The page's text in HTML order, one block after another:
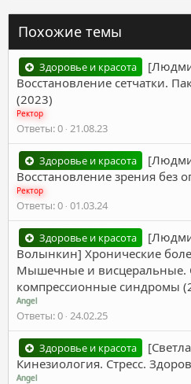
Похожие темы
Здоровье и красота
Восстановление сетчатки.
(2023)
Ректор
Ответы 0 21.08.23
Здоровье и красота
Восстановление зрения без
Ректор
Ответы 0 01.03.24
Здоровье и красота
Волынкин] Хронические
Мышечные и висцеральные.
компрессионные синдромы
Angel
Ответы 0 24.02.25
Здоровье и красота
Кинезиология. Стресс.
Angel